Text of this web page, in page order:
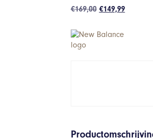
€169,00 Oorspronkelijke
was:
€169,00.
€149,99Huidige